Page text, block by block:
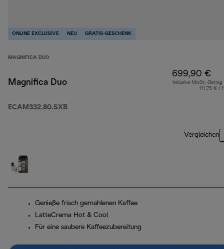
ONLINE EXCLUSIVE NEU GRATIS-GESCHENK
MAGNIFICA DUO
Magnifica Duo
ECAM332.80.SXB
699,90 €
Inklusive MwSt.-Betrag
111,75 € (
Vergleichen
Genieße frisch gemahlenen Kaffee
LatteCrema Hot & Cool
Für eine saubere Kaffeezubereitung